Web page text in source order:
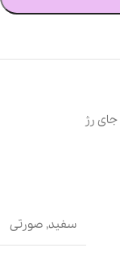
جای رژ
سفید, صورتی